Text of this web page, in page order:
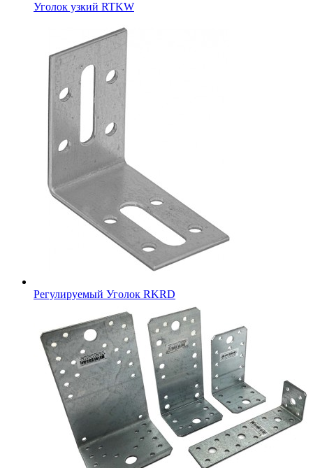
Уголок узкий RTKW
Регулируемый Уголок RKRD